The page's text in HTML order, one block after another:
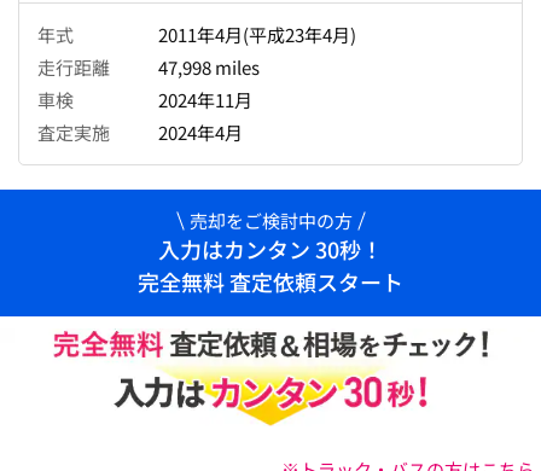
年式
2011年4月(平成23年4月)
走行距離
47,998 miles
車検
2024年11月
査定実施
2024年4月
売却をご検討中の方
入力はカンタン 30秒！
完全無料 査定依頼スタート